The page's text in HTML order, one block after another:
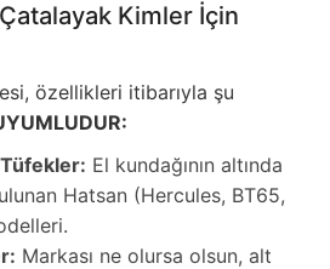
Kimler İçin
özellikleri itibarıyla şu
Tüfekler: El kundağının altında
Hatsan (Hercules, BT65,
Markası ne olursa olsun, alt